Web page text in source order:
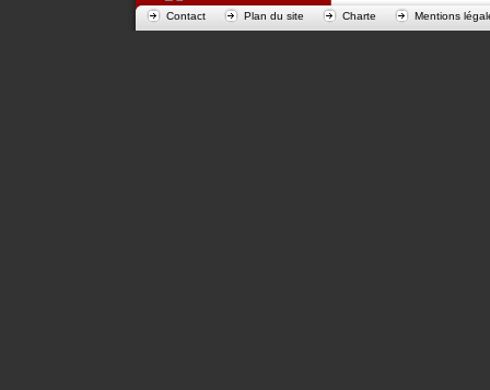
Contact Plan du site Charte Mentions